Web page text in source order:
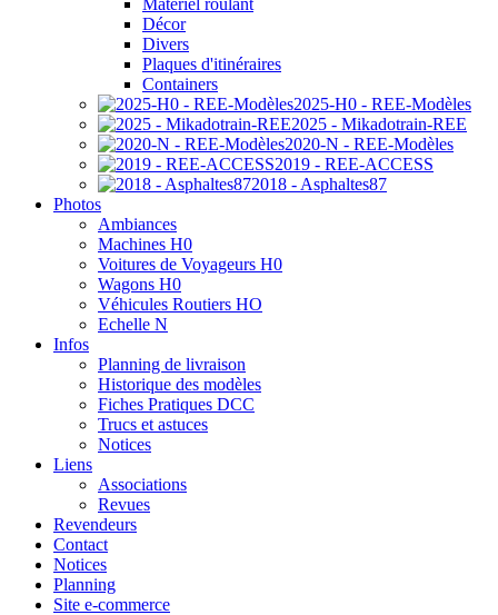
Matériel roulant
Décor
Divers
Plaques d'itinéraires
Containers
2025-H0 - REE-Modèles
2025 - Mikadotrain-REE
2020-N - REE-Modèles
2019 - REE-ACCESS
2018 - Asphaltes87
Photos
Ambiances
Machines H0
Voitures de Voyageurs H0
Wagons H0
Véhicules Routiers HO
Echelle N
Infos
Planning de livraison
Historique des modèles
Fiches Pratiques DCC
Trucs et astuces
Notices
Liens
Associations
Revues
Revendeurs
Contact
Notices
Planning
Site e-commerce